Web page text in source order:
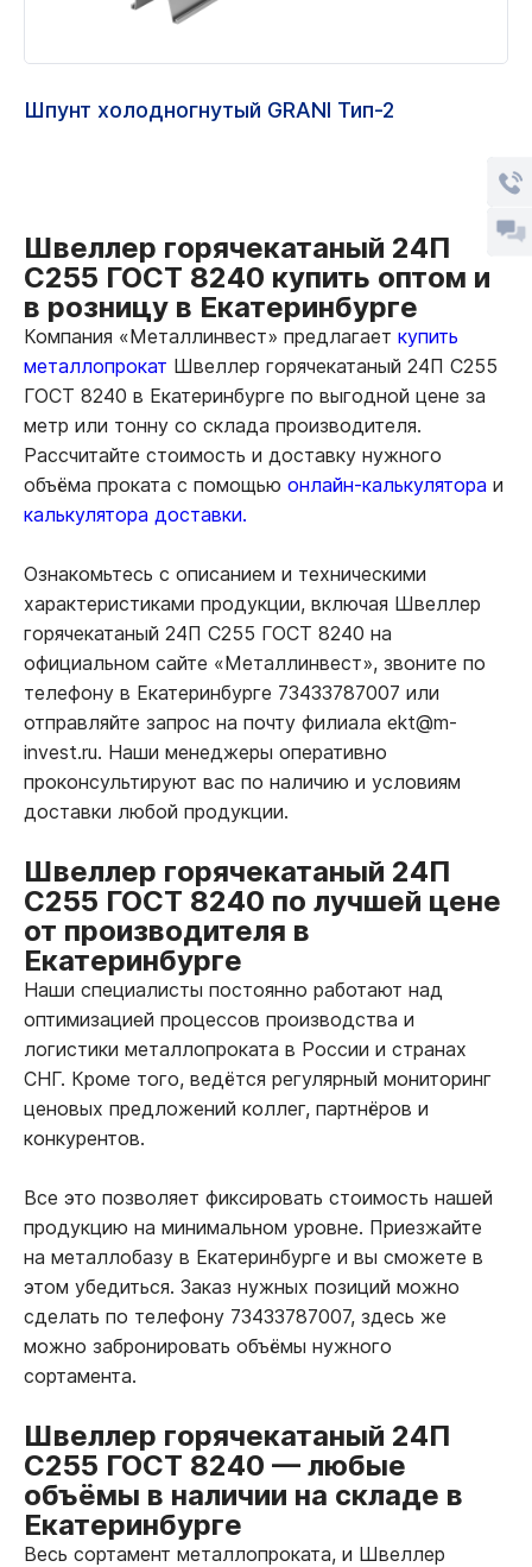
Шпунт холодногнутый GRANI Тип-2
Швеллер горячекатаный 24П
С255 ГОСТ 8240 купить оптом и
в розницу в Екатеринбурге
Компания «Металлинвест» предлагает купить
металлопрокат Швеллер горячекатаный 24П С255
ГОСТ 8240 в Екатеринбурге по выгодной цене за
метр или тонну со склада производителя.
Рассчитайте стоимость и доставку нужного
объёма проката с помощью онлайн-калькулятора и
калькулятора доставки.
Ознакомьтесь с описанием и техническими
характеристиками продукции, включая Швеллер
горячекатаный 24П С255 ГОСТ 8240 на
официальном сайте «Металлинвест», звоните по
телефону в Екатеринбурге 73433787007 или
отправляйте запрос на почту филиала ekt@m-
invest.ru. Наши менеджеры оперативно
проконсультируют вас по наличию и условиям
доставки любой продукции.
Швеллер горячекатаный 24П
С255 ГОСТ 8240 по лучшей цене
от производителя в
Екатеринбурге
Наши специалисты постоянно работают над
оптимизацией процессов производства и
логистики металлопроката в России и странах
СНГ. Кроме того, ведётся регулярный мониторинг
ценовых предложений коллег, партнёров и
конкурентов.
Все это позволяет фиксировать стоимость нашей
продукцию на минимальном уровне. Приезжайте
на металлобазу в Екатеринбурге и вы сможете в
этом убедиться. Заказ нужных позиций можно
сделать по телефону 73433787007, здесь же
можно забронировать объёмы нужного
сортамента.
Швеллер горячекатаный 24П
С255 ГОСТ 8240 — любые
объёмы в наличии на складе в
Екатеринбурге
Весь сортамент металлопроката, и Швеллер